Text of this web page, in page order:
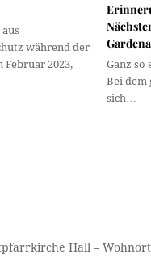
während der
2023,
Ganz so
Bei dem
sich…
Hall –